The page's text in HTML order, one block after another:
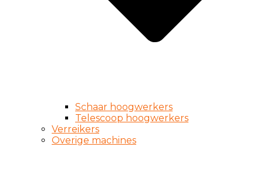
Schaar hoogwerkers
Telescoop hoogwerkers
Verreikers
Overige machines